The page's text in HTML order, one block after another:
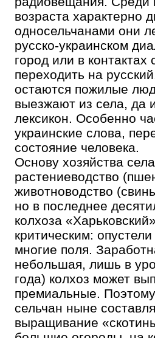
возраста характерно
односельчанами они
русско-украинском
город или в
переходить на
остаются пожилые
выезжают из села, да
лексикон. Особенно
украинские слова,
состояние человека.
Основу хозяйства
растениеводство
животноводство
но в последнее
колхоза
критическим:
многие поля.
небольшая, лишь в
года) колхоз может
премиальные.
сельчан ныне
выращивание